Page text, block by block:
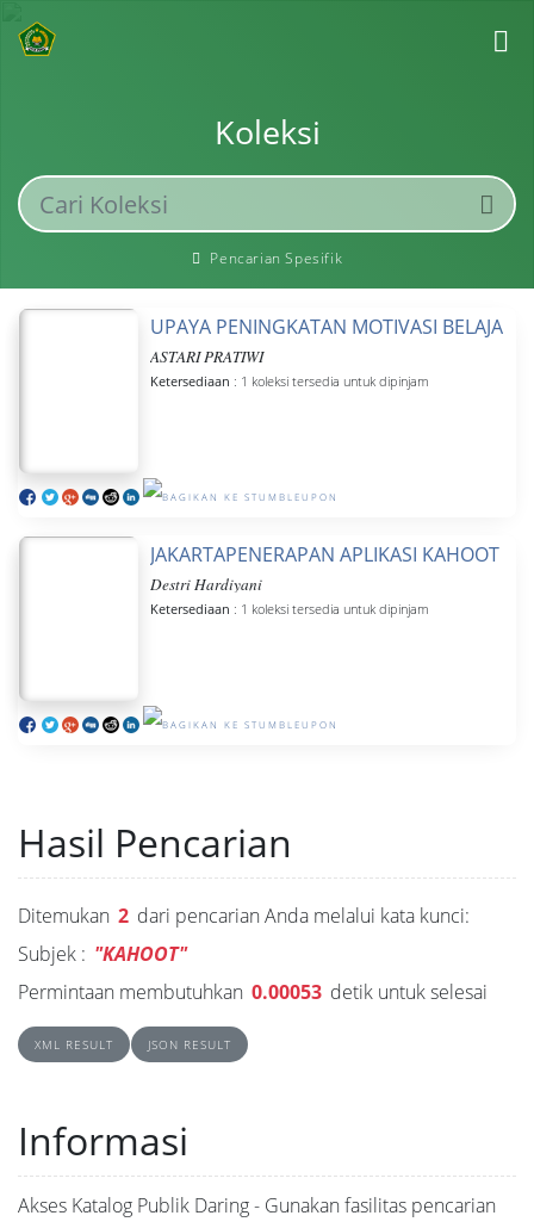
Koleksi
Pencarian Spesifik
UPAYA PENINGKATAN MOTIVASI
ASTARI PRATIWI
Ketersediaan : 1 koleksi tersedia untuk dipinjam
JAKARTAPENERAPAN APLIKASI KAHOOT
Destri Hardiyani
Ketersediaan : 1 koleksi tersedia untuk dipinjam
Hasil Pencarian
Ditemukan 2 dari pencarian Anda melalui kata kunci:
Subjek : "KAHOOT"
Permintaan membutuhkan 0.00053 detik untuk selesai
XML RESULT JSON RESULT
Informasi
Akses Katalog Publik Daring - Gunakan fasilitas pencarian